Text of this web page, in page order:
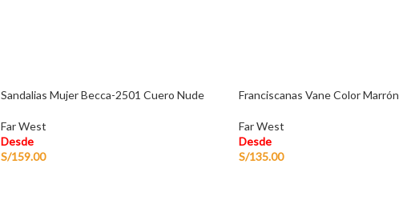
Sandalias Mujer Becca-2501 Cuero Nude
Far West
Desde
S/159.00
Franciscanas Vane Color Marrón
Far West
Desde
S/135.00